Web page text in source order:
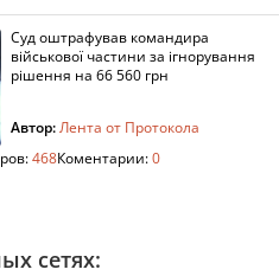
Суд оштрафував командира
військової частини за ігнорування
рішення на 66 560 грн
Автор:Лента от Протокола
468Коментарии:0
сетях: